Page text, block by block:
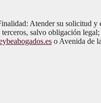
Atender su
salvo obligación
o Avenida de